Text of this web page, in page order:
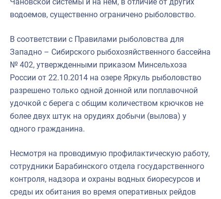
водоемов, существенно ограничено рыболовство.
В соответствии с Правилами рыболовства для
Западно – Сибирского рыбохозяйственного бассейна
№ 402, утвержденными приказом Минсельхоза
России от 22.10.2014 на озере Яркуль рыболовство
разрешено только одной донной или поплавочной
удочкой с берега с общим количеством крючков не
более двух штук на орудиях добычи (вылова) у
одного гражданина.
Несмотря на проводимую профилактическую работу,
сотрудники Барабинского отдела государственного
контроля, надзора и охраны водных биоресурсов и
среды их обитания во время оперативных рейдов